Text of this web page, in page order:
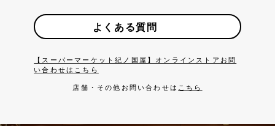
よくある質問
【スーパーマーケット紀ノ国屋】オンラインストアお問
い合わせはこちら
店舗・その他お問い合わせは こちら